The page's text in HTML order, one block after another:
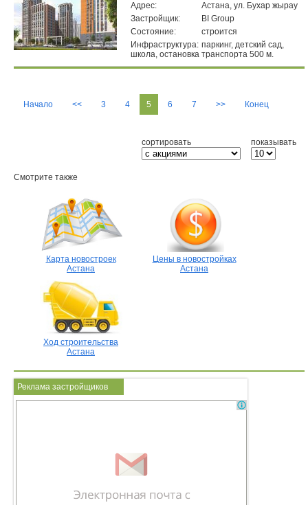
Aдрес:
Астана, ул. Бухар жырау
Застройщик:
BI Group
Состояние:
строится
Инфраструктура: паркинг, детский сад,
школа, остановка транспорта 500 м.
Начало << 3 4 5 6 7 >> Конец
сортировать показывать
Смотрите также
Карта новостроек
Астана
Цены в новостройках
Астана
Ход строительства
Астана
Реклама застройщиков